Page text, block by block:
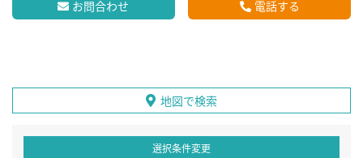
お問合わせ 電話する
地図で検索
選択条件変更